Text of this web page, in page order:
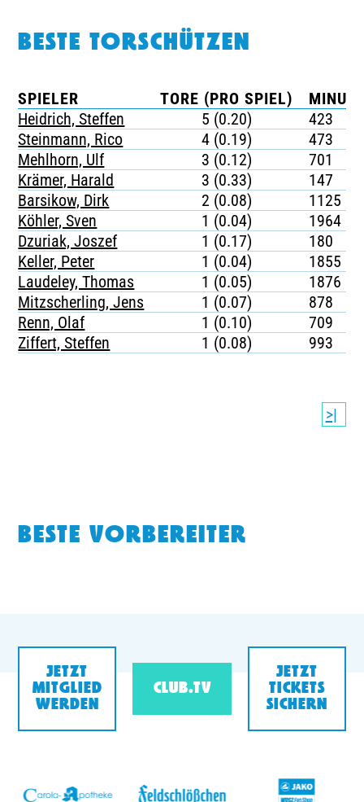
BESTE TORSCHÜTZEN
SPIELER TORE (PRO SPIEL)
Heidrich, Steffen
5 (0.20)
423
Steinmann, Rico
4 (0.19)
473
Mehlhorn, Ulf
3 (0.12)
701
Krämer, Harald
3 (0.33)
147
Barsikow, Dirk
2 (0.08)
1125
Köhler, Sven
1 (0.04)
1964
Dzuriak, Joszef
1 (0.17)
180
Keller, Peter
1 (0.04)
1855
Laudeley, Thomas
1 (0.05)
1876
Mitzscherling, Jens
1 (0.07)
878
Renn, Olaf
1 (0.10)
709
Ziffert, Steffen
1 (0.08) 993
>|
BESTE VORBEREITER
JETZT
MITGLIED
WERDEN
CLUB.TV
JETZT
TICKETS
SICHERN